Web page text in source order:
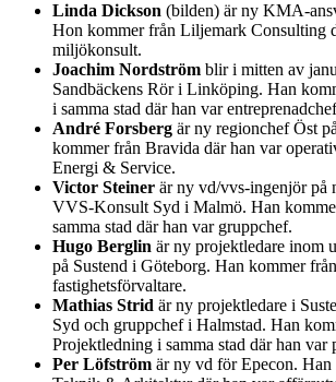
Linda Dickson (bilden) är ny KMA-
Hon kommer från Liljemark Consulting
miljökonsult.
Joachim Nordström blir i mitten av
Sandbäckens Rör i Linköping. Han
i samma stad där han var
André Forsberg är ny regionchef Öst
kommer från Bravida där han var
Energi & Service.
Victor Steiner är ny vd/vvs-ingenjör på
VVS-Konsult Syd i Malmö. Han
samma stad där han var gruppchef.
Hugo Berglin är ny projektledare inom
på Sustend i Göteborg. Han kommer
fastighetsförvaltare.
Mathias Strid är ny projektledare i
Syd och gruppchef i Halmstad. Han
Projektledning i samma stad där han var
Per Löfström är ny vd för Epecon. Han